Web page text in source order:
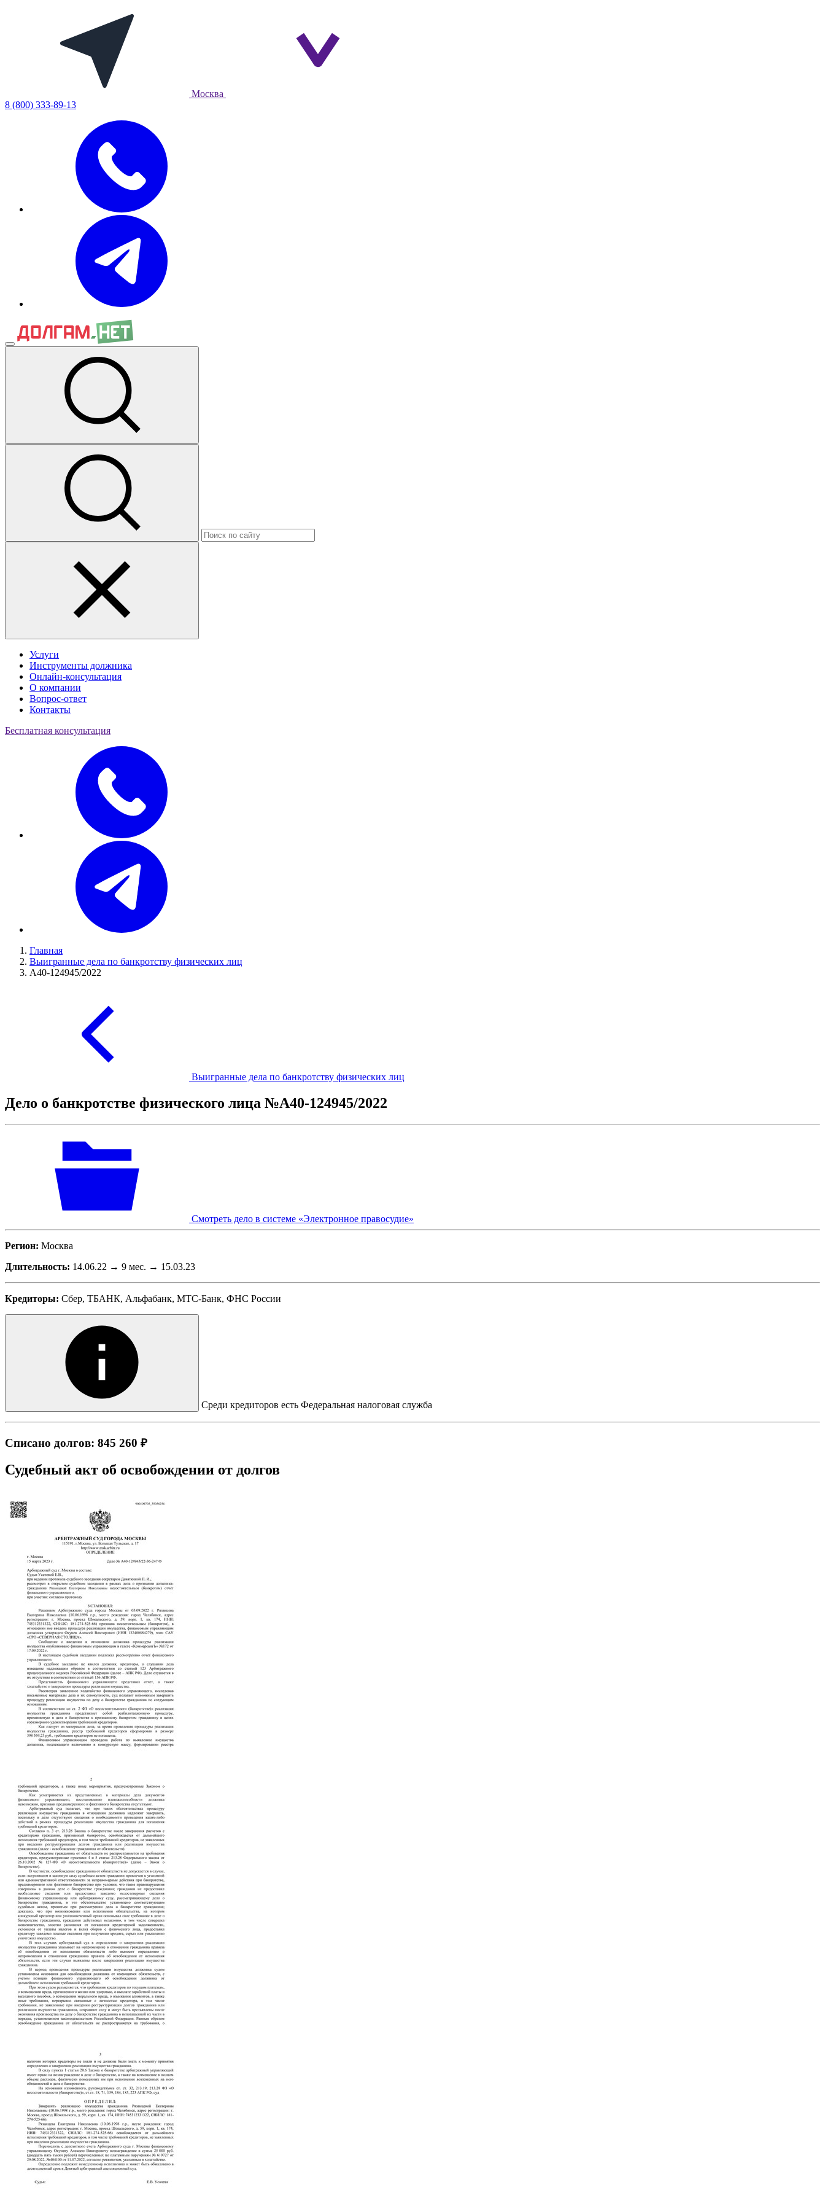
Москва
8 (800) 333-89-13
Услуги
Инструменты должника
Онлайн-консультация
О компании
Вопрос-ответ
Контакты
Бесплатная консультация
Главная
Выигранные дела по банкротству физических лиц
А40-124945/2022
Выигранные дела по банкротству физических лиц
Дело о банкротстве физического лица №А40-124945/2022
Смотреть дело в системе «Электронное правосудие»
Регион: Москва
Длительность: 14.06.22 → 9 мес. → 15.03.23
Кредиторы: Сбер, ТБАНК, Альфабанк, МТС-Банк, ФНС России
Среди кредиторов есть Федеральная налоговая служба
Списано долгов: 845 260 ₽
Судебный акт об освобождении от долгов